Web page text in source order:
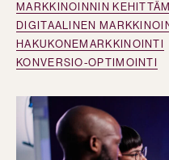
MARKKINOINNIN
DIGITAALINEN
HAKUKONEMARKKINOINTI
KONVERSIO-OPTIMOINTI